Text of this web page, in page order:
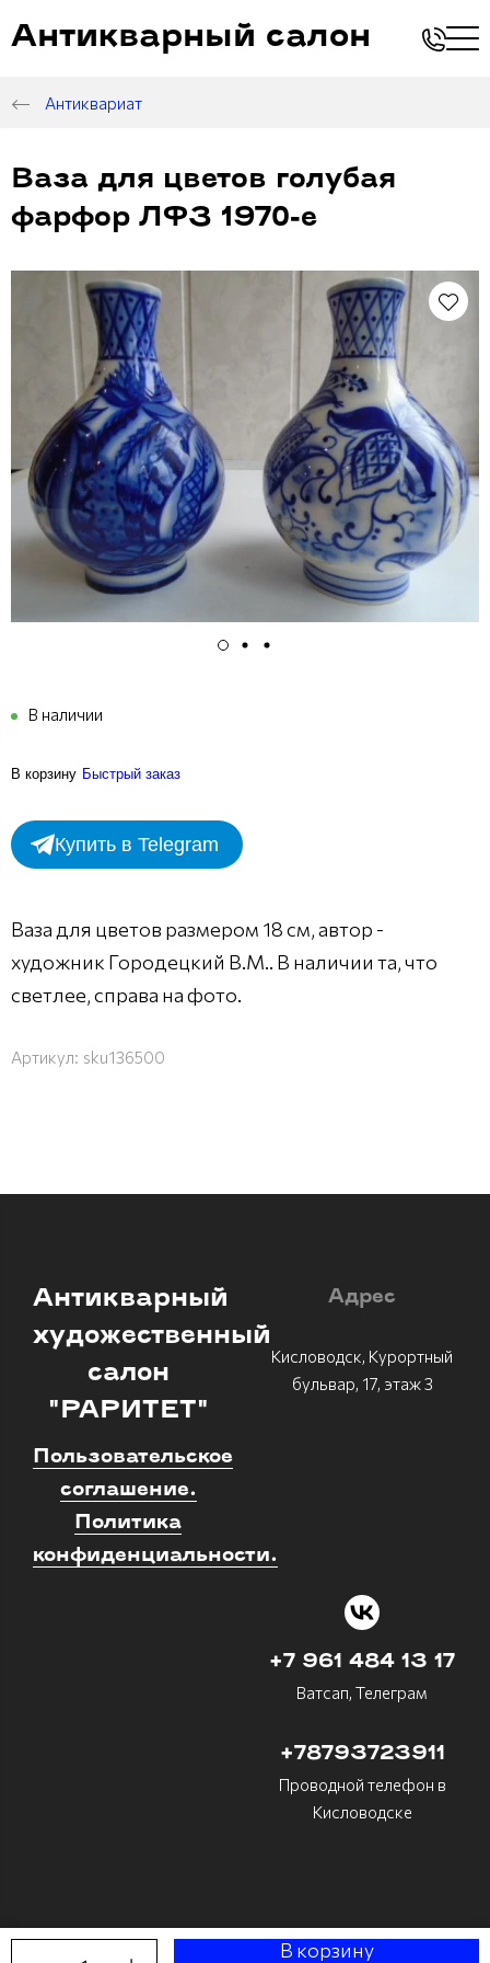
Антикварный салон
Антиквариат
В корзину
Ваза для цветов голубая
фарфор ЛФЗ 1970-е
В наличии
В корзину Быстрый заказ
Купить в Telegram
Ваза для цветов размером 18 см, автор -
художник Городецкий В.М.. В наличии та, что
светлее, справа на фото.
Артикул: sku136500
Антикварный
художественный
салон
"РАРИТЕТ"
Пользовательское
соглашение.
Политика
конфиденциальности.
Адрес
Кисловодск, Курортный
бульвар, 17, этаж 3
+7 961 484 13 17
Ватсап, Телеграм
+78793723911
Проводной телефон в
Кисловодске